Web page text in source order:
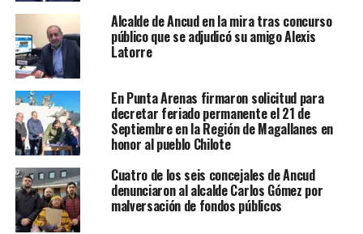
Alcalde de Ancud en la mira tras concurso
público que se adjudicó su amigo Alexis
Latorre
En Punta Arenas firmaron solicitud para
decretar feriado permanente el 21 de
Septiembre en la Región de Magallanes en
honor al pueblo Chilote
Cuatro de los seis concejales de Ancud
denunciaron al alcalde Carlos Gómez por
malversación de fondos públicos